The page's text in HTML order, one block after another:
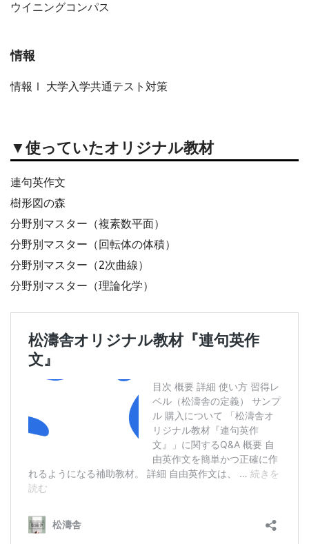
ウイニングコンパス
情報
情報Ⅰ 大学入学共通テスト対策
▼使っていたオリジナル教材
連句英作文
樹形図の森
分野別マスター（複素数平面）
分野別マスター（回転体の体積）
分野別マスター（2次曲線）
分野別マスター（理論化学）